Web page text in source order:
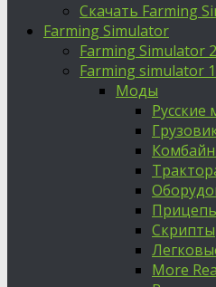
Скачать Farming
Farming Simulator
Farming Simulator
Farming simulator
Моды
Русские
Скрипты
More